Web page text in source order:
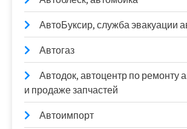
АвтоБуксир, служба эвакуации
Автогаз
Автодок, автоцентр по ремонту
и продаже запчастей
Автоимпорт